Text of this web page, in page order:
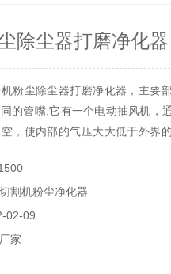
除尘器打磨净化器
粉尘除尘器打磨净化器，主要
的管嘴,它有一个电动抽风机，
，使内部的气压大大低于外界
后的空气则经过电动机重新逸
割机粉尘净化器
02-09
家